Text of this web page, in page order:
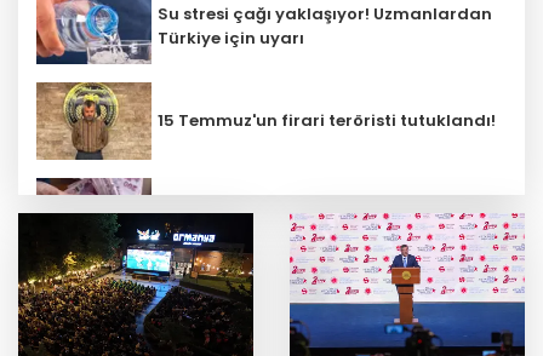
Su stresi çağı yaklaşıyor! Uzmanlardan
Türkiye için uyarı
15 Temmuz'un firari teröristi tutuklandı!
hesaplarda
'Ay Grubu' suç örgütüne 12 gözaltı!